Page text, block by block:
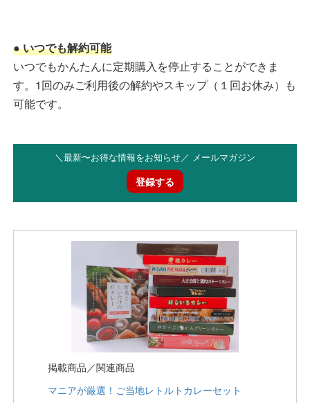
● いつでも解約可能
いつでもかんたんに定期購入を停止することができま
す。1回のみご利用後の解約やスキップ（１回お休み）も
可能です。
＼最新〜お得な情報をお知らせ／ メールマガジン
登録する
掲載商品／関連商品
マニアが厳選！ご当地レトルトカレーセット